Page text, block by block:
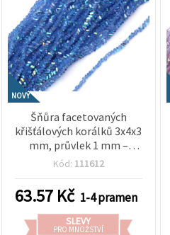
NOVÝ
Šňůra facetovaných
křišťálových korálků 3x4x3
mm, průvlek 1 mm –
jemné transparentní
třpytivým AB efektem
~130 ks
Kód: 111612
63.57 Kč 1-4 pramen
SLEVY
PRO MNOŽSTVÍ